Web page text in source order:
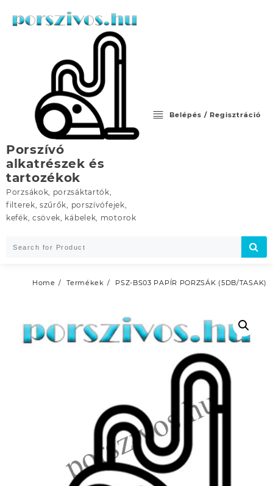
Porszívó
alkatrészek és
tartozékok
Porzsákok, porzsáktartók,
filterek, szűrők, porszívófejek,
kefék, csövek, kábelek, motorok
Belépés / Regisztráció
Home Termékek PSZ-BS03 PAPÍR PORZSÁK (5DB/TASAK)